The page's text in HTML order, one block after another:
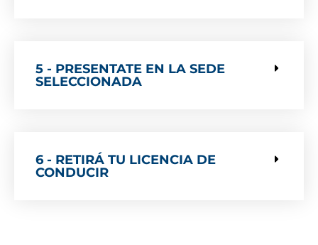
5 - PRESENTATE EN LA SEDE
SELECCIONADA
6 - RETIRÁ TU LICENCIA DE
CONDUCIR